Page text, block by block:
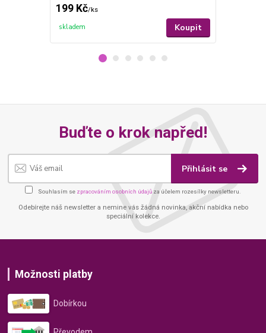
199 Kč/ks
skladem Koupit
Buďte o krok napřed!
Přihlásit se
Souhlasím se zpracováním osobních údajů za účelem rozesílky newsletteru.
Odebírejte náš newsletter a nemine vás žádná novinka, akční nabídka nebo
speciální kolekce.
Možnosti platby
Dobírkou